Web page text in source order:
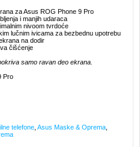
za Asus ROG Phone 9 Pro
i manjih udaraca
nivoom tvrdoće
lučnim ivicama za bezbednu upotrebu
na dodir
čišćenje
samo ravan deo ekrana.
Pro
telefone Asus Maske & Oprema